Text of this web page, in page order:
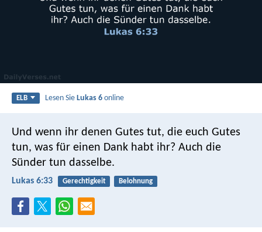
ELB Lesen SieLukas 6 online
Und wenn ihr denen Gutes tut, die euch Gutes
tun, was für einen Dank habt ihr? Auch die
Sünder tun dasselbe.
Lukas 6:33 Gerechtigkeit Belohnung